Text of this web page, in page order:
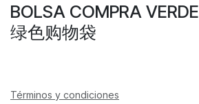
BOLSA COMPRA
绿色购物袋
Términos y condiciones